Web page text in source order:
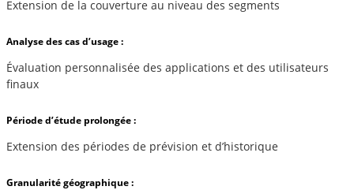
Extension de la couverture au niveau des segments
Analyse des cas d’usage :
Évaluation personnalisée des applications et des utilisateurs
finaux
Période d’étude prolongée :
Extension des périodes de prévision et d’historique
Granularité géographique :